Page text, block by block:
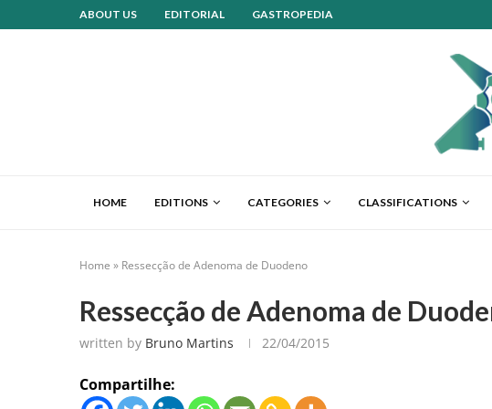
ABOUT US EDITORIAL GASTROPEDIA
HOME EDITIONS CATEGORIES CLASSIFICATIONS
Home » Ressecção de Adenoma de Duodeno
Ressecção de Adenoma de
written by Bruno Martins 22/04/2015
Compartilhe: